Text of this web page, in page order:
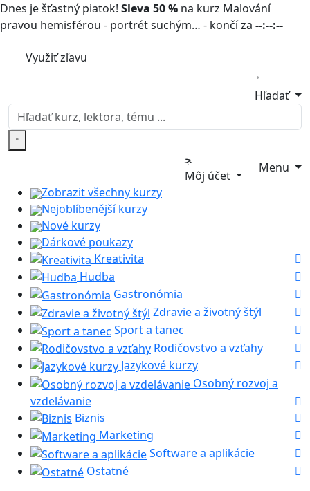
Dnes je šťastný piatok! Sleva 50 % na kurz Malování
pravou hemisférou - portrét suchým… - končí za --:--:--
Využiť zľavu
Hľadať
Môj účet
Menu
Zobrazit všechny kurzy
Nejoblíbenější kurzy
Nové kurzy
Dárkové poukazy
Kreativita
Hudba
Gastronómia
Zdravie a životný štýl
Sport a tanec
Rodičovstvo a vzťahy
Jazykové kurzy
Osobný rozvoj a
vzdelávanie
Biznis
Marketing
Software a aplikácie
Ostatné